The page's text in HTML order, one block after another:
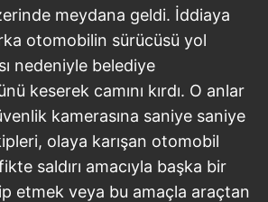
meydana geldi. İddiaya
otomobilin sürücüsü yol
nedeniyle belediye
keserek camını kırdı. O anlar
kamerasına saniye saniye
olaya karışan otomobil
saldırı amacıyla başka bir
etmek veya bu amaçla araçtan